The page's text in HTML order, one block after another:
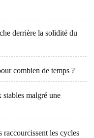
derrière la solidité du
combien de temps ?
malgré une
raccourcissent les cycles